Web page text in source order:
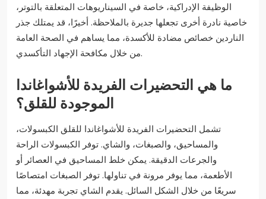
الوظيفة الإدراكية، خاصة في السيناريوهات المتعلقة بالتوتر،
خاصية نادرة أخرى تجعلها جديرة بالملاحظة. أخيرًا، قد يمتلك جذر
الناردين خصائص مضادة للأكسدة، مما يساهم في الصحة العامة
من خلال مكافحة الإجهاد التأكسدي.
ما هي التحضيرات الفريدة للأشواغاندا
الموجودة للقلق؟
تشمل التحضيرات الفريدة للأشواغاندا للقلق الكبسولات،
والمساحيق، والصبغات، والشاي. توفر الكبسولات الراحة
والجرعات الدقيقة. يمكن خلط المساحيق في العصائر أو
الأطعمة، مما يوفر مرونة في تناولها. توفر الصبغات امتصاصًا
سريعًا من خلال الشكل السائل. يقدم الشاي تجربة مهدئة، مما